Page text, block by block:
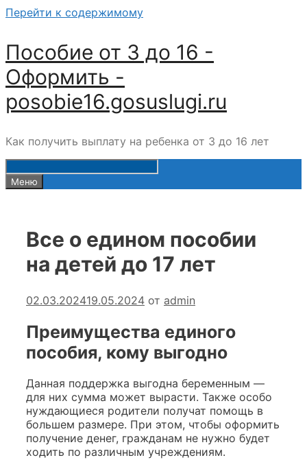
Перейти к содержимому
Пособие от 3 до 16 -
Оформить -
posobie16.gosuslugi.ru
Как получить выплату на ребенка от 3 до 16 лет
Меню
Все о едином пособии
на детей до 17 лет
02.03.202419.05.2024 от admin
Преимущества единого
пособия, кому выгодно
Данная поддержка выгодна беременным —
для них сумма может вырасти. Также особо
нуждающиеся родители получат помощь в
большем размере. При этом, чтобы оформить
получение денег, гражданам не нужно будет
ходить по различным учреждениям.